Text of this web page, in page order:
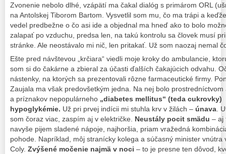
Zvonenie nebolo dlhé, vzápätí ma čakal dialóg s primárom ORL
na Antolskej Tiborom Bartom. Vysvetlil som mu, čo ma trápi a
vedel predbežne o čo asi ide a objednal ma hneď ako to bolo
zalapať po vzduchu, predsa len, na takú kontrolu sa človek musí
stránke. Ale neostávalo mi nič, len pritakať. Už som naozaj nemal
Ešte pred návštevou „krčiara“ viedli moje kroky do ambulancie,
som si do čakárne a zbieral za účasti ďalších čakajúcich odvahu.
nástenky, na ktorých sa prezentovali rôzne farmaceutické firmy.
Zaujala ma však predovšetkým jedna. Na nej bolo
a príznakov nepopulárneho „diabetes mellitus“ (teda
hypoglykémie. Už pri prvej indícii mi stuhla krv v žilách – únava .
som čoraz viac, zaspím aj v električke. Neustály pocit smädu – aj
navyše pijem sladené nápoje, najhoršia, priam vražedná
pohode. Napríklad, môj stranícky kolega a súčasný minister vnútra
Coly. Zvýšené močenie najmä v noci – to je presne ten dôvod,